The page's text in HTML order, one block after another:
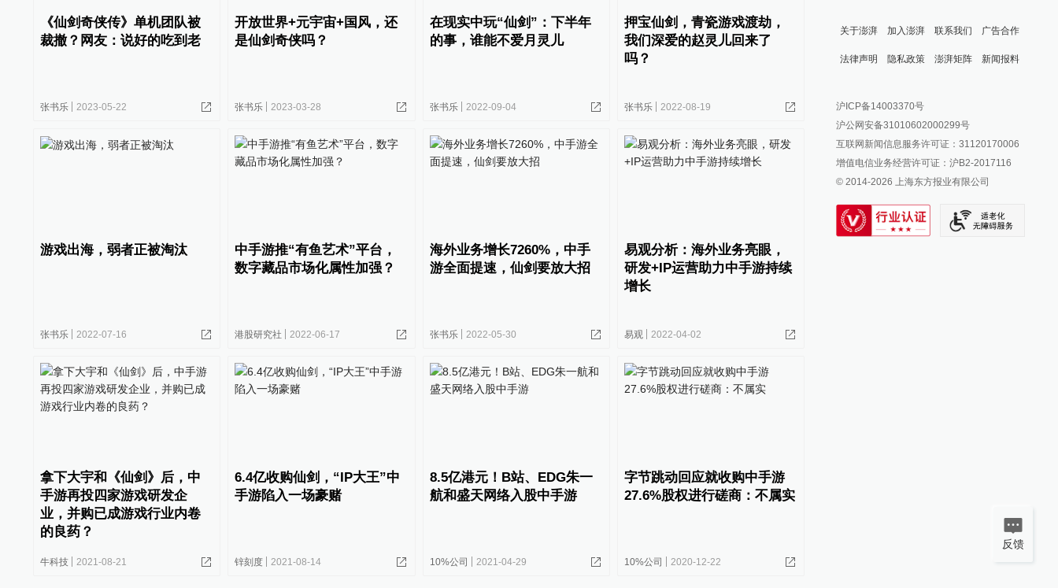
《仙剑奇侠传》单机团队被
裁撤？网友：说好的吃到老
张书乐 2023-05-22
开放世界+元宇宙+国风，还
是仙剑奇侠吗？
张书乐 2023-03-28
在现实中玩“仙剑”：下半年
的事，谁能不爱月灵儿
张书乐 2022-09-04
押宝仙剑，青瓷游戏渡劫，
我们深爱的赵灵儿回来了
吗？
张书乐 2022-08-19
游戏出海，弱者正被淘汰
张书乐 2022-07-16
中手游推“有鱼艺术”平台，
数字藏品市场化属性加强？
港股研究社 2022-06-17
海外业务增长7260%，中手
游全面提速，仙剑要放大招
张书乐 2022-05-30
易观分析：海外业务亮眼，
研发+IP运营助力中手游持续
增长
易观 2022-04-02
拿下大宇和《仙剑》后，中
手游再投四家游戏研发企
业，并购已成游戏行业内卷
的良药？
牛科技 2021-08-21
6.4亿收购仙剑，“IP大王”中
手游陷入一场豪赌
锌刻度 2021-08-14
8.5亿港元！B站、EDG朱一
航和盛天网络入股中手游
10%公司 2021-04-29
字节跳动回应就收购中手游
27.6%股权进行磋商：不属实
10%公司 2020-12-22
关于澎湃 加入澎湃 联系我们 广告合作
法律声明 隐私政策 澎湃矩阵
澎湃新闻公众号
澎湃新闻抖音号
派生万物开放平台
IP SHANGHAI
SIXTH TONE
新闻报料
报料邮箱: news@thepaper.cn
沪ICP备14003370号
沪公网安备31010602000299号
互联网新闻信息服务许可证：31120170006
增值电信业务经营许可证：沪B2-2017116
© 2014-2026 上海东方报业有限公司
反馈